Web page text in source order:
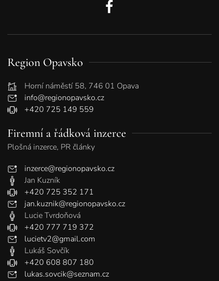
Region Opavsko
Horní náměstí 58, 746 01 Opava
info@regionopavsko.cz
+420 725 149 559
Firemní a řádková inzerce
Plošná inzerce, PR články
inzerce@regionopavsko.cz
Jan Kuzník
+420 725 352 171
jan.kuznik@regionopavsko.cz
Lucie Tvrdoňová
+420 777 719 372
lucietv2@gmail.com
Lukáš Sovčík
+420 608 807 180
lukas.sovcik@seznam.cz